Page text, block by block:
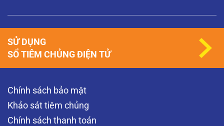
Chính sách bảo mật
Khảo sát tiêm chủng
Chính sách thanh toán
SỬ DỤNG
SỔ TIÊM CHỦNG ĐIỆN TỬ